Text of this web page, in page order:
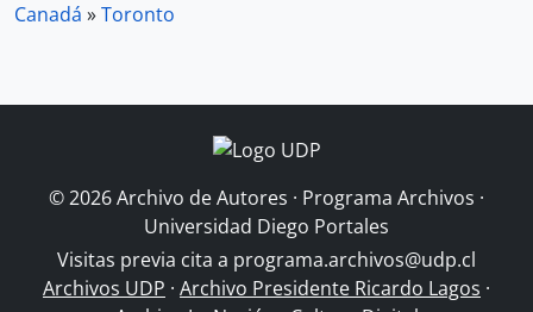
Canadá »Toronto
© 2026 Archivo de Autores · Programa Archivos ·
Universidad Diego Portales
Visitas previa cita a programa.archivos@udp.cl
Archivos UDP · Archivo Presidente Ricardo Lagos ·